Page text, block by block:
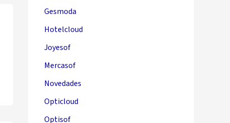
Gesmoda
Hotelcloud
Joyesof
Mercasof
Novedades
Opticloud
Optisof